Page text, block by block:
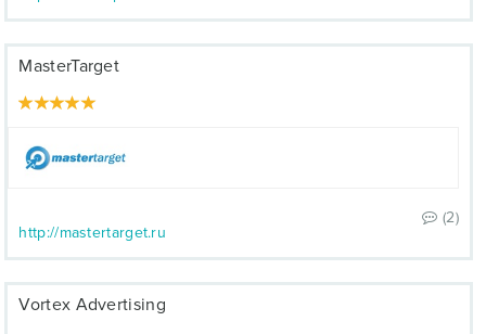
MasterTarget
(2)
http://mastertarget.ru
Vortex Advertising